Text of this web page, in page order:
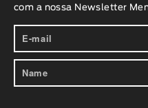
com a nossa Newsletter